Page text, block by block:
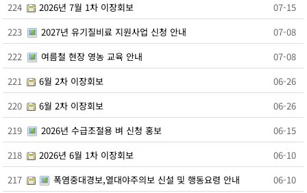
찾아오시는길
장성장학회
설립목적및주요사업
정관
장학금 기탁 및 후원안내
장학금지원
대학생 등록금 지원사업
기부금 모금액 및 활용 실적
홍보자료
온라인 명예의 전당
유관기관(공익제보) 안내
읍면소개
224
2026년 7월 1차 이장회보
07-15
223
2027년 유기질비료 지원사업 신청 안내
07-08
222
여름철 현장 영농 교육 안내
07-08
221
6월 2차 이장회보
06-26
220
6월 2차 이장회보
06-26
219
2026년 수급조절용 벼 신청 홍보
06-15
218
2026년 6월 1차 이장회보
06-10
217
폭염중대경보,열대야주의보 신설 및 행동요령 안내
06-10